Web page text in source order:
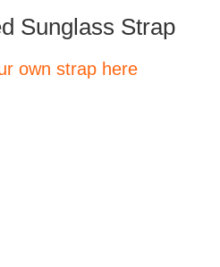
Sunglass Strap
own strap here